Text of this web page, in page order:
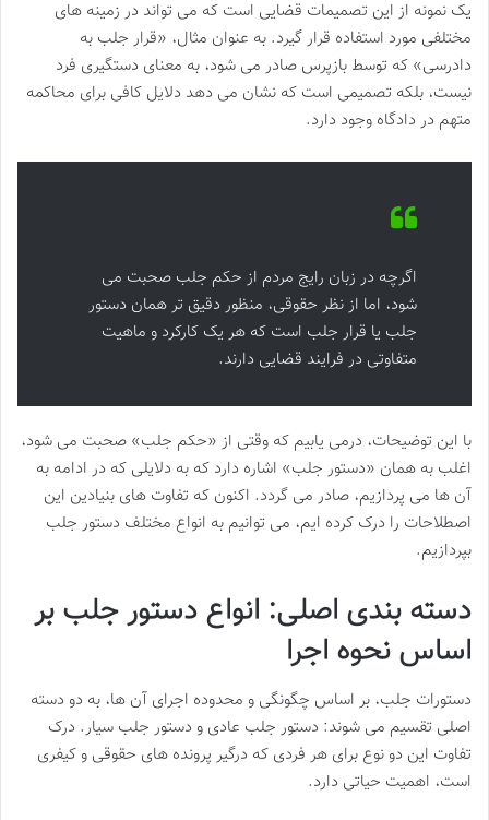
یک نمونه از این تصمیمات قضایی است که می تواند در زمینه های
مختلفی مورد استفاده قرار گیرد. به عنوان مثال، «قرار جلب به
دادرسی» که توسط بازپرس صادر می شود، به معنای دستگیری فرد
نیست، بلکه تصمیمی است که نشان می دهد دلایل کافی برای محاکمه
متهم در دادگاه وجود دارد.
اگرچه در زبان رایج مردم از حکم جلب صحبت می
شود، اما از نظر حقوقی، منظور دقیق تر همان دستور
جلب یا قرار جلب است که هر یک کارکرد و ماهیت
متفاوتی در فرایند قضایی دارند.
با این توضیحات، درمی یابیم که وقتی از «حکم جلب» صحبت می شود،
اغلب به همان «دستور جلب» اشاره دارد که به دلایلی که در ادامه به
آن ها می پردازیم، صادر می گردد. اکنون که تفاوت های بنیادین این
اصطلاحات را درک کرده ایم، می توانیم به انواع مختلف دستور جلب
بپردازیم.
دسته بندی اصلی: انواع دستور جلب بر
اساس نحوه اجرا
دستورات جلب، بر اساس چگونگی و محدوده اجرای آن ها، به دو دسته
اصلی تقسیم می شوند: دستور جلب عادی و دستور جلب سیار. درک
تفاوت این دو نوع برای هر فردی که درگیر پرونده های حقوقی و کیفری
است، اهمیت حیاتی دارد.